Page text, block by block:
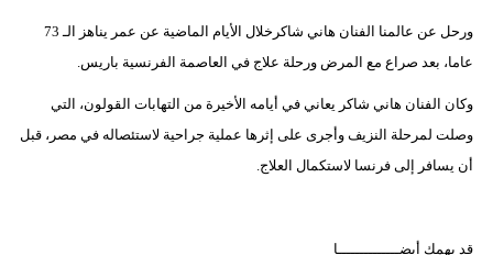
ورحل عن عالمنا الفنان هاني شاكرخلال الأيام الماضية عن عمر يناهز الـ 73
عاما، بعد صراع مع المرض ورحلة علاج في العاصمة الفرنسية باريس.
وكان الفنان هاني شاكر يعاني في أيامه الأخيرة من التهابات القولون، التي
وصلت لمرحلة النزيف وأجرى على إثرها عملية جراحية لاستئصاله في مصر، قبل
أن يسافر إلى فرنسا لاستكمال العلاج.
قد يهمك أيضــــــــــــــا